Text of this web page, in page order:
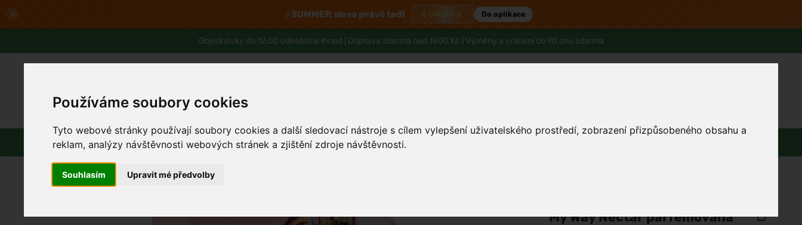
Používáme soubory cookies
Tyto webové stránky používají soubory cookies a další sledovací nástroje s cílem vylepšení uživatelského prostředí, zobrazení přizpůsobeného obsahu a
reklam, analýzy návštěvnosti webových stránek a zjištění zdroje návštěvnosti.
Souhlasím Upravit mé předvolby
× ⚡SUMMER sleva právě teď! Do aplikace
Objednávky do 12:00 odesíláme ihned | Doprava zdarma nad 1800 Kč | Výměny a vrácení do 90 dnů zdarma
Parfémy Líčení Vlasy Pleť Tělo a hygiena Děti Muži Domácnost Dárky
My Way Nectar parfémovaná